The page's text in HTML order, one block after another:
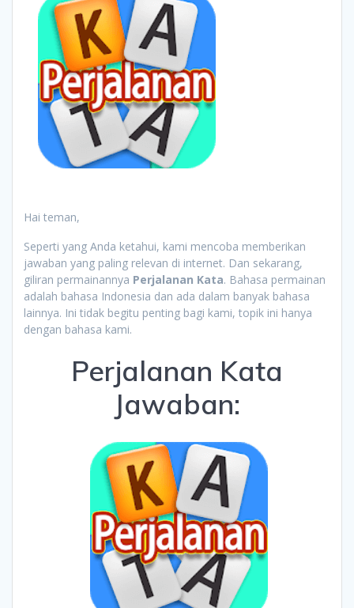
Hai teman,
Seperti yang Anda ketahui, kami mencoba memberikan
jawaban yang paling relevan di internet. Dan sekarang,
giliran permainannya Perjalanan Kata. Bahasa permainan
adalah bahasa Indonesia dan ada dalam banyak bahasa
lainnya. Ini tidak begitu penting bagi kami, topik ini hanya
dengan bahasa kami.
Perjalanan Kata
Jawaban: